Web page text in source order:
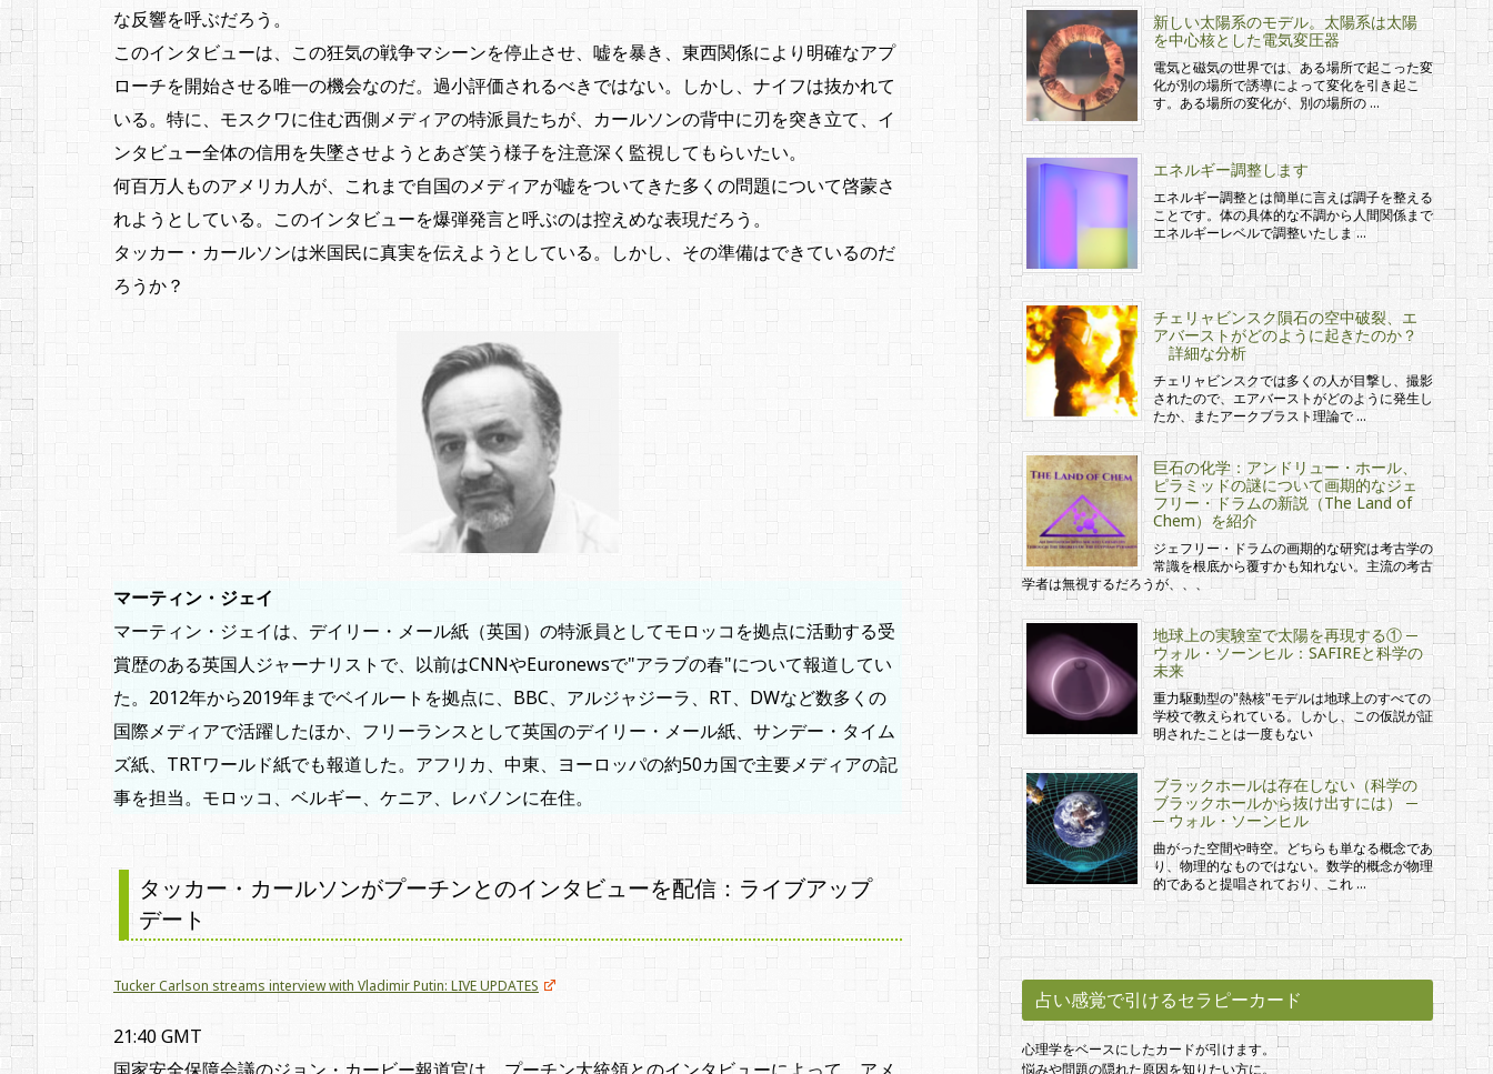
な反響を呼ぶだろう。
このインタビューは、この狂気の戦争マシーンを停止させ、嘘を暴き、東西関係により明確なアプ
ローチを開始させる唯一の機会なのだ。過小評価されるべきではない。しかし、ナイフは抜かれて
いる。特に、モスクワに住む西側メディアの特派員たちが、カールソンの背中に刃を突き立て、イ
ンタビュー全体の信用を失墜させようとあざ笑う様子を注意深く監視してもらいたい。
何百万人ものアメリカ人が、これまで自国のメディアが嘘をついてきた多くの問題について啓蒙さ
れようとしている。このインタビューを爆弾発言と呼ぶのは控えめな表現だろう。
タッカー・カールソンは米国民に真実を伝えようとしている。しかし、その準備はできているのだ
ろうか？
マーティン・ジェイ
マーティン・ジェイは、デイリー・メール紙（英国）の特派員としてモロッコを拠点に活動する受
賞歴のある英国人ジャーナリストで、以前はCNNやEuronewsで"アラブの春"について報道してい
た。2012年から2019年までベイルートを拠点に、BBC、アルジャジーラ、RT、DWなど数多くの
国際メディアで活躍したほか、フリーランスとして英国のデイリー・メール紙、サンデー・タイム
ズ紙、TRTワールド紙でも報道した。アフリカ、中東、ヨーロッパの約50カ国で主要メディアの記
事を担当。モロッコ、ベルギー、ケニア、レバノンに在住。
タッカー・カールソンがプーチンとのインタビューを配信：ライブアップ
デート
Tucker Carlson streams interview with Vladimir Putin: LIVE UPDATES
21:40 GMT
新しい太陽系のモデル。太陽系は太陽
を中心核とした電気変圧器
電気と磁気の世界では、ある場所で起こった変
化が別の場所で誘導によって変化を引き起こ
す。ある場所の変化が、別の場所の …
エネルギー調整します
エネルギー調整とは簡単に言えば調子を整える
ことです。体の具体的な不調から人間関係まで
エネルギーレベルで調整いたしま …
チェリャビンスク隕石の空中破裂、エ
アバーストがどのように起きたのか？
詳細な分析
チェリャビンスクでは多くの人が目撃し、撮影
されたので、エアバーストがどのように発生し
たか、またアークブラスト理論で …
巨石の化学：アンドリュー・ホール、
ピラミッドの謎について画期的なジェ
フリー・ドラムの新説（The Land of
Chem）を紹介
ジェフリー・ドラムの画期的な研究は考古学の
常識を根底から覆すかも知れない。主流の考古
学者は無視するだろうが、、、
地球上の実験室で太陽を再現する① ─
ウォル・ソーンヒル：SAFIREと科学の
未来
重力駆動型の"熱核"モデルは地球上のすべての
学校で教えられている。しかし、この仮説が証
明されたことは一度もない
ブラックホールは存在しない（科学の
ブラックホールから抜け出すには） ─
─ ウォル・ソーンヒル
曲がった空間や時空。どちらも単なる概念であ
り、物理的なものではない。数学的概念が物理
的であると提唱されており、これ …
占い感覚で引けるセラピーカード
心理学をベースにしたカードが引けます。
悩みや問題の隠れた原因を知りたい方に。